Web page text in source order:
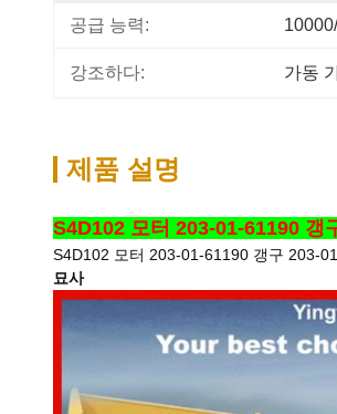
공급 능력:
강조하다: 가동
제품 설명
S4D102 모터 203-01-61190 갱
S4D102 모터 203-01-61190 갱구 203-
묘사